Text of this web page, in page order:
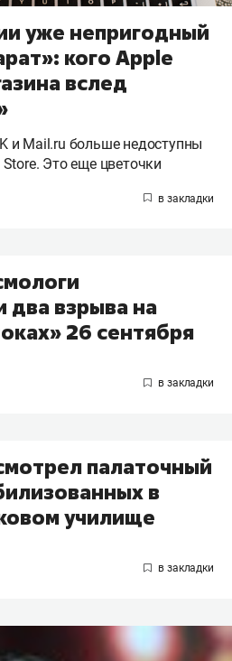
уже непригодный
кого Apple
вслед
и Mail.ru больше недоступны
Это еще цветочки
два взрыва на
26 сентября
палаточный
в
училище